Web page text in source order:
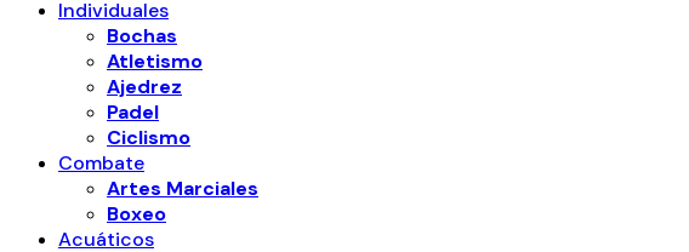
Individuales
Bochas
Atletismo
Ajedrez
Padel
Ciclismo
Combate
Artes Marciales
Boxeo
Acuáticos